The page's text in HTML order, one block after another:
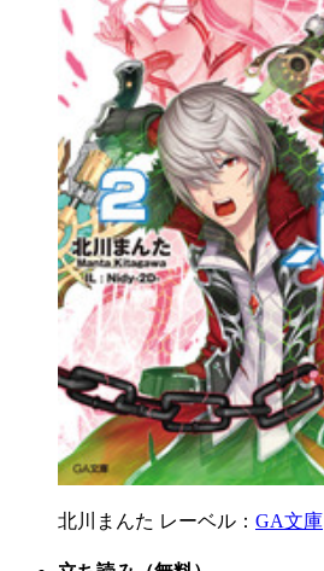
北川まんた レーベル： GA文庫